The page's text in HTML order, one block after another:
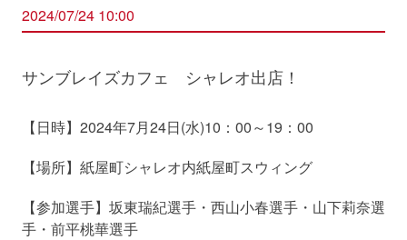
2024/07/24 10:00
サンブレイズカフェ シャレオ出店！
【日時】2024年7月24日(水)10：00～19：00
【場所】紙屋町シャレオ内紙屋町スウィング
【参加選手】坂東瑞紀選手・西山小春選手・山下莉奈選
手・前平桃華選手